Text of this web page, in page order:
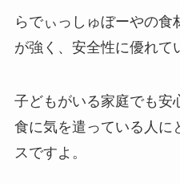
らでぃっしゅぼーやの食
が強く、安全性に優れて
子どもがいる家庭でも安
食に気を遣っている人に
スですよ。